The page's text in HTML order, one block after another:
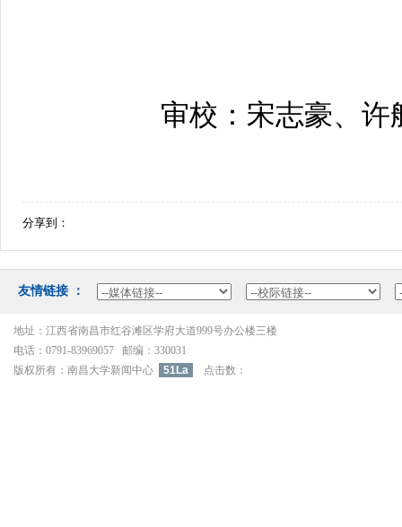
审校：宋志豪、许
分享到：
友情链接：
地址：江西省南昌市红谷滩区学府大道999号办公楼三楼
电话：0791-83969057邮编：330031
版权所有：南昌大学新闻中心
51La 点击数：